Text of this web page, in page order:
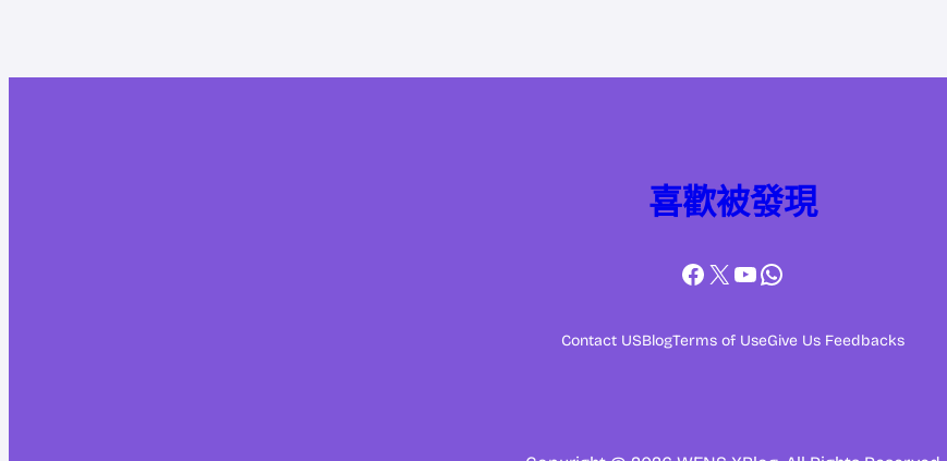
喜歡被發現
Facebook
X YouTube
WhatsApp
Contact USBlogTerms of UseGive Us Feedbacks